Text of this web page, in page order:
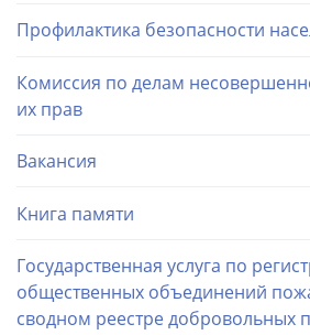
Профилактика безопасности
Комиссия по делам
их прав
Вакансия
Книга памяти
Государственная услуга по
общественных объединений
сводном реестре добровольных